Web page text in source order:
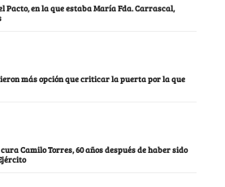
Pacto, en la que estaba María Fda. Carrascal,
más opción que criticar la puerta por la que
Camilo Torres, 60 años después de haber sido